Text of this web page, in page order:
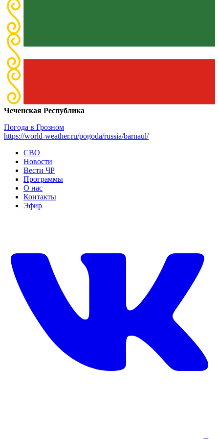
Чеченская Республика
Погода в Грозном
https://world-weather.ru/pogoda/russia/barnaul/
СВО
Новости
Вести ЧР
Программы
О нас
Контакты
Эфир